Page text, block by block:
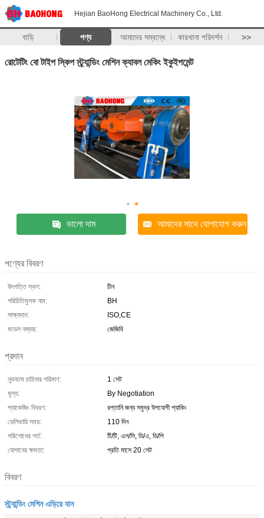
Hejian BaoHong Electrical Machinery Co., Ltd.
বাড়ি পণ্য আমাদের সম্বন্ধে কারখানা পরিদর্শন >>
রোটেটিং বো টাইপ স্কিপ স্ট্র্যান্ডিং মেশিন ক্যাবল মেকিং ইকুইপমেন্ট
ভালো দাম আমাদের সাথে যোগাযোগ করুন
পণ্যের বিবরণ
উৎপত্তি স্থল:
চীন
পরিচিতিমুলক নাম:
BH
সাক্ষ্যদান:
ISO,CE
মডেল নম্বার:
জেজিবি
প্রদান
ন্যূনতম চাহিদার পরিমাণ:
1 সেট
মূল্য:
By Negotiation
প্যাকেজিং বিবরণ:
রপ্তানি জন্য সমুদ্র উপযোগী প্যাকিং
ডেলিভারি সময়:
110 দিন
পরিশোধের শর্ত:
টি/টি, এল/সি, ডি/এ, ডি/পি
যোগানের ক্ষমতা:
প্রতি মাসে 20 সেট
বিবরণ
স্ট্র্যান্ডিং মেশিন এড়িয়ে যান